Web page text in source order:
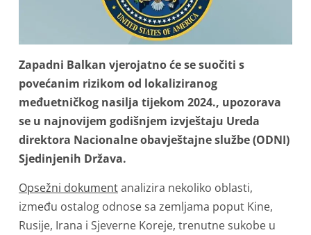
Zapadni Balkan vjerojatno će se suočiti s
povećanim rizikom od lokaliziranog
međuetničkog nasilja tijekom 2024., upozorava
se u najnovijem godišnjem izvještaju Ureda
direktora Nacionalne obavještajne službe (ODNI)
Sjedinjenih Država.
Opsežni dokumentanalizira nekoliko oblasti,
između ostalog odnose sa zemljama poput Kine,
Rusije, Irana i Sjeverne Koreje, trenutne sukobe u